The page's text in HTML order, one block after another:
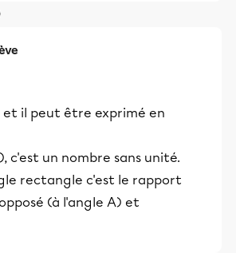
et il peut être exprimé en
c'est un nombre sans unité.
rectangle c'est le rapport
(à l'angle A) et